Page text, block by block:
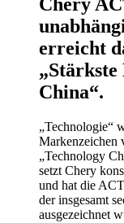
Chery
erreicht
China“.
„Technologie“
Markenzeichen
„Technology
setzt Chery
und hat die
der insgesamt
ausgezeichnet